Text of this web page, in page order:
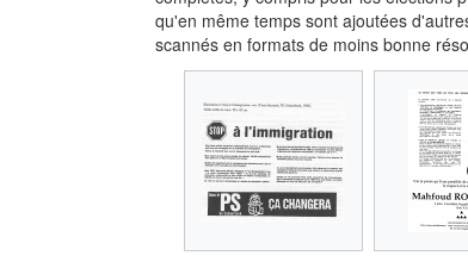
qu'en même temps sont ajoutées
scannés en formats de moins bonne